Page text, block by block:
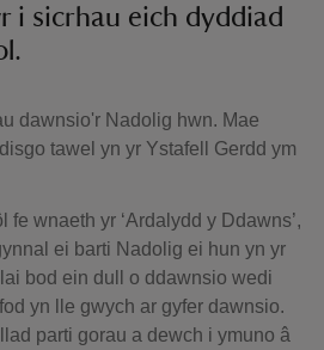
i sicrhau eich dyddiad
dawnsio'r Nadolig hwn. Mae
tawel yn yr Ystafell Gerdd ym
fe wnaeth yr ‘Ardalydd y Ddawns’,
ei barti Nadolig ei hun yn yr
bod ein dull o ddawnsio wedi
yn lle gwych ar gyfer dawnsio.
parti gorau a dewch i ymuno â